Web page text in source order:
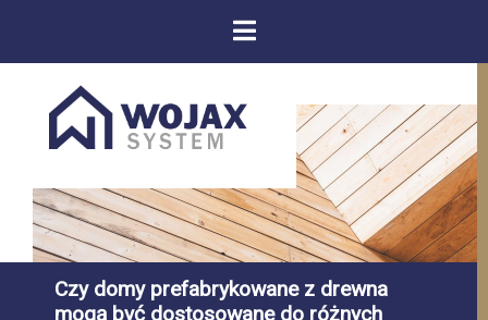
Czy domy prefabrykowane z drewna
mogą być dostosowane do różnych